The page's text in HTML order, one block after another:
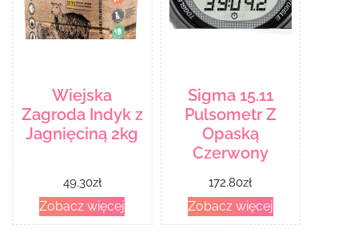
Wiejska
Zagroda Indyk z
Jagnięciną 2kg
49.30zł
Zobacz więcej
Sigma 15.11
Pulsometr Z
Opaską
Czerwony
172.80zł
Zobacz więcej